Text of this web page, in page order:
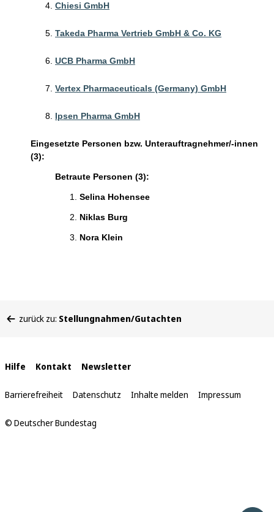
Chiesi GmbH
Takeda Pharma Vertrieb GmbH & Co. KG
UCB Pharma GmbH
Vertex Pharmaceuticals (Germany) GmbH
Ipsen Pharma GmbH
Eingesetzte Personen bzw. Unterauftragnehmer/-innen
(3):
Betraute Personen (3):
Selina Hohensee
Niklas Burg
Nora Klein
befinden
zurück zu: Stellungnahmen/Gutachten
Interne
Links
Hilfe Kontakt Newsletter
Barrierefreiheit Datenschutz Inhalte melden Impressum
© Deutscher Bundestag